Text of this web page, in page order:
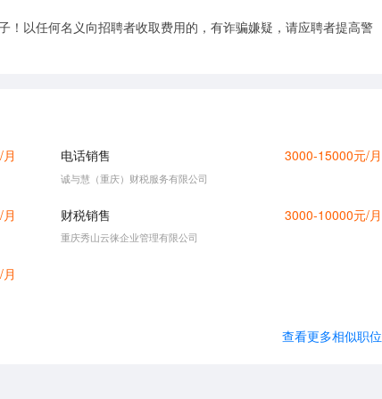
！以任何名义向招聘者收取费用的，有诈骗嫌疑，请应聘者提高警
电话销售 3000-15000元/月
诚与慧（重庆）财税服务有限公司
财税销售 3000-10000元/月
重庆秀山云徕企业管理有限公司
查看更多相似职位